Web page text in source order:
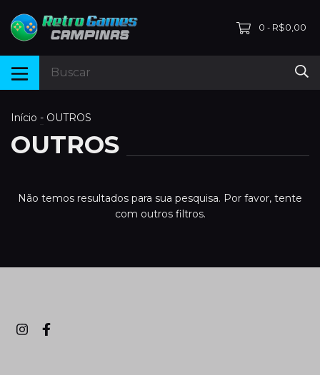
0 - R$0,00
Início - OUTROS
OUTROS
Não temos resultados para sua pesquisa. Por favor, tente
com outros filtros.